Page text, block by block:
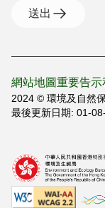
送出
網站地圖重要告示
2024 © 環境及自然
最後更新日期: 01-